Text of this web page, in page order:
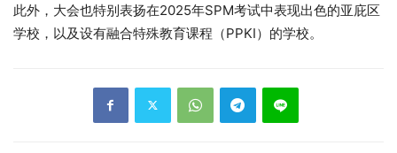
此外，大会也特别表扬在2025年SPM考试中表现出色的亚庇区
学校，以及设有融合特殊教育课程（PPKI）的学校。